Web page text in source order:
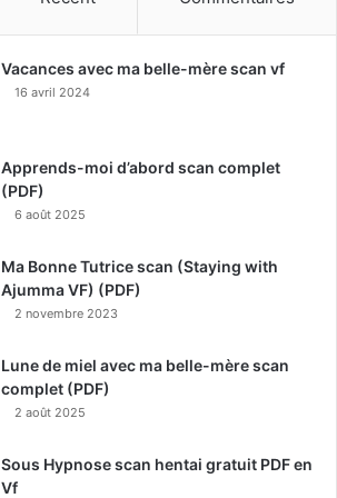
Vacances avec ma belle-mère scan vf
16 avril 2024
Apprends-moi d’abord scan complet
(PDF)
6 août 2025
Ma Bonne Tutrice scan (Staying with
Ajumma VF) (PDF)
2 novembre 2023
Lune de miel avec ma belle-mère scan
complet (PDF)
2 août 2025
Sous Hypnose scan hentai gratuit PDF en
Vf